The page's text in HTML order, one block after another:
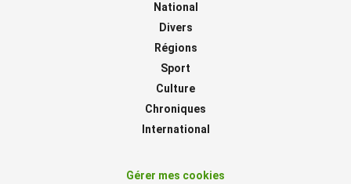
National
Divers
Régions
Sport
Culture
Chroniques
International
Gérer mes cookies